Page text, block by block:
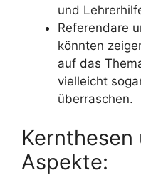
und
Referendare
könnten
auf das
vielleicht
überraschen.
Aspekte: